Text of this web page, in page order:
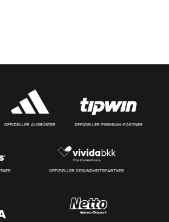
OFFIZIELLER AUSRÜSTER OFFIZIELLER PREMIUM-PARTNER
OFFIZIELLER GESUNDHEITSPARTNER